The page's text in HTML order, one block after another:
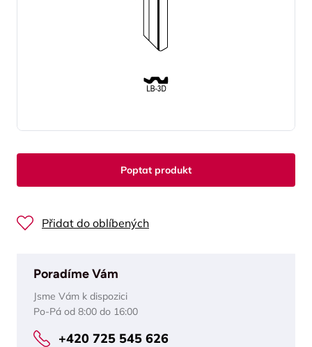
Poptat produkt
Přidat do oblíbených
Poradíme Vám
Jsme Vám k dispozici
Po-Pá od 8:00 do 16:00
+420 725 545 626